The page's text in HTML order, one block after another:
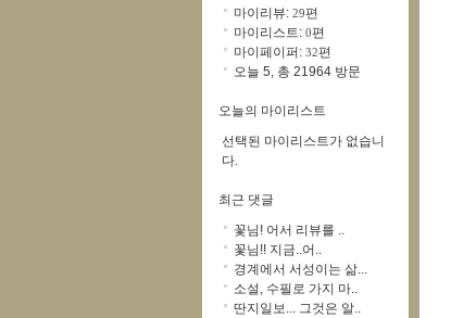
마이리뷰: 29편
마이리스트: 0편
마이페이퍼: 32편
오늘 5, 총 21964 방문
오늘의 마이리스트
선택된 마이리스트가 없습니
다.
최근 댓글
꽃님! 어서 리뷰를 ..
꽃님!! 지금..어..
경계에서 서성이는 삶...
소설, 수필로 가지 마..
딴지일보... 그것은 알..